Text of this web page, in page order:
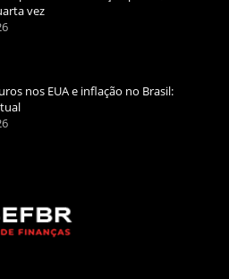
vez
nos EUA e inflação no Brasil: